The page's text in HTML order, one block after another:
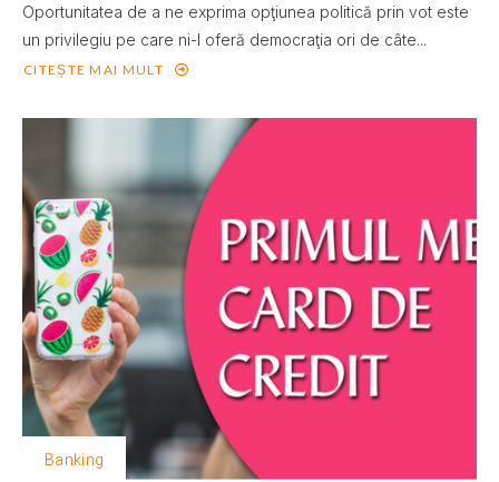
Oportunitatea de a ne exprima opţiunea politică prin vot este
un privilegiu pe care ni-l oferă democraţia ori de câte...
CITEȘTE MAI MULT
Banking